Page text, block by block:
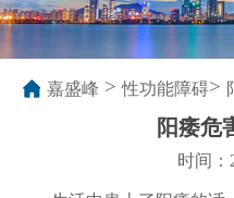
嘉盛峰 >性功能障碍>
阳痿危
时间：